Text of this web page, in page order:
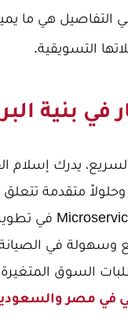
التسويقية.
في بنية
يدرك إسلام
متقدمة تتعلق
وسهولة في
السوق المتغيرة
في مصر